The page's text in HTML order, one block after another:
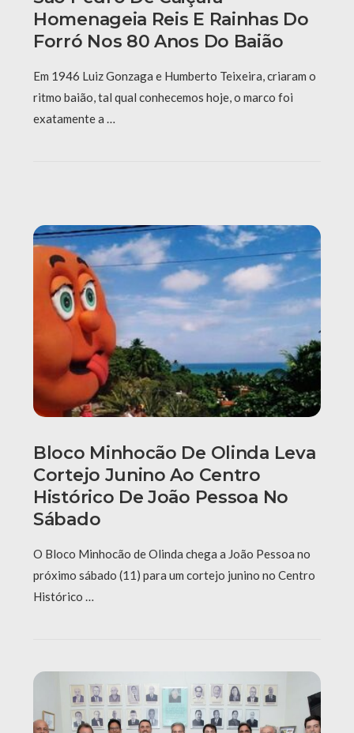
Homenageia Reis E Rainhas Do
Forró Nos 80 Anos Do Baião
Em 1946 Luiz Gonzaga e Humberto Teixeira, criaram o
ritmo baião, tal qual conhecemos hoje, o marco foi
exatamente a …
Bloco Minhocão De Olinda Leva
Cortejo Junino Ao Centro
Histórico De João Pessoa No
Sábado
O Bloco Minhocão de Olinda chega a João Pessoa no
próximo sábado (11) para um cortejo junino no Centro
Histórico …